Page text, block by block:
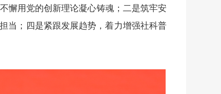
懈用党的创新理论凝心铸魂；二是筑牢安
当；四是紧跟发展趋势，着力增强社科普